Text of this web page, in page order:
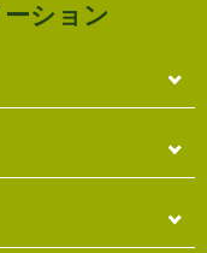
ション
ません。